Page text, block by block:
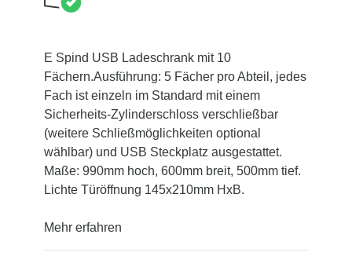
E Spind USB Ladeschrank mit 10
Fächern.Ausführung: 5 Fächer pro Abteil, jedes
Fach ist einzeln im Standard mit einem
Sicherheits-Zylinderschloss verschließbar
(weitere Schließmöglichkeiten optional
wählbar) und USB Steckplatz ausgestattet.
Maße: 990mm hoch, 600mm breit, 500mm tief.
Lichte Türöffnung 145x210mm HxB.
Mehr erfahren